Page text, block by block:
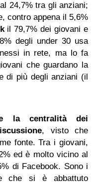
24,7% tra gli anziani;
contro appena il 5,6%
il 79,7% dei giovani e
degli under 30 usa
in rete, ma lo fa
che guardano la
di più degli anziani (il
la centralità dei
, visto che
fonte. Tra i giovani,
ed è molto vicino al
di Facebook. Sono i
che si è abbattuto